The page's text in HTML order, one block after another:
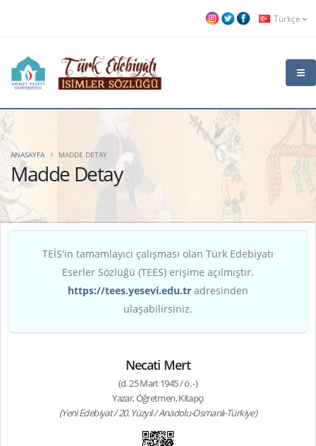
Türkçe
Madde Detay
ANASAYFA MADDE DETAY
TEİS'in tamamlayıcı çalışması olan Türk Edebiyatı
Eserler Sözlüğü (TEES) erişime açılmıştır.
https://tees.yesevi.edu.tr adresinden
ulaşabilirsiniz.
Necati Mert
(d. 25 Mart 1945 / ö. -)
Yazar, Öğretmen, Kitapçı
(Yeni Edebiyat / 20. Yüzyıl / Anadolu-Osmanlı-Türkiye)